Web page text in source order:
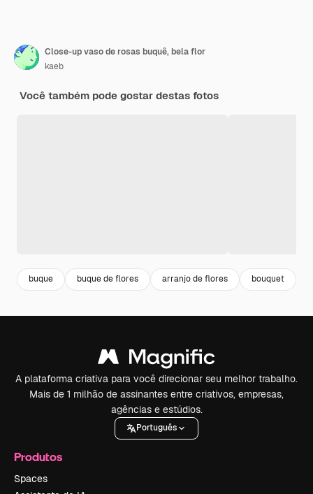
Close-up vaso de rosas buquê, bela flor
kaeb
Você também pode gostar destas fotos
buque buque de flores arranjo de flores bouquet
A plataforma criativa para você direcionar seu melhor trabalho.
Mais de 1 milhão de assinantes entre criativos, empresas,
agências e estúdios.
Português
Produtos
Spaces